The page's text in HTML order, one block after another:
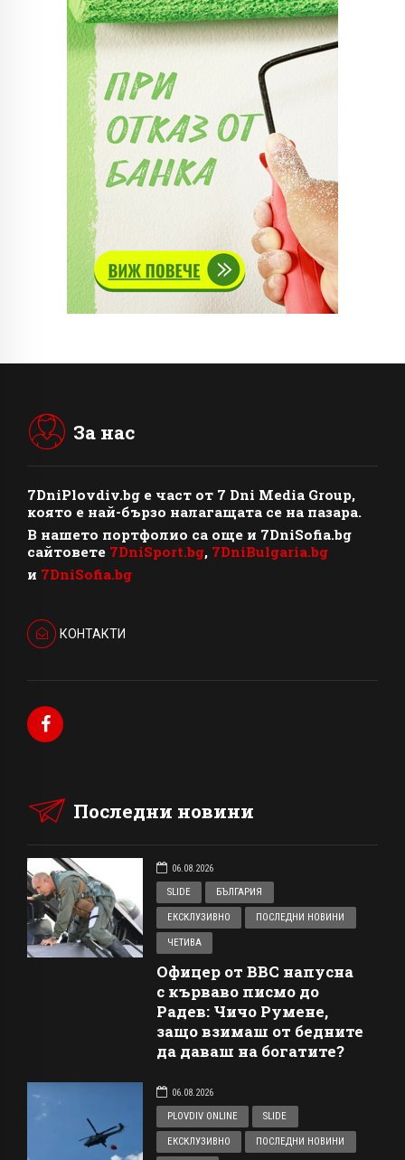
За нас
7DniPlovdiv.bg e част от 7 Dni Media Group,
която е най-бързо налагащата се на пазара.
В нашето портфолио са още и 7DniSofia.bg
сайтовете 7DniSport.bg, 7DniBulgaria.bg
и 7DniSofia.bg
КОНТАКТИ
Последни новини
06.08.2026
SLIDE
БЪЛГАРИЯ
ЕКСКЛУЗИВНО ПОСЛЕДНИ НОВИНИ
ЧЕТИВА
Офицер от ВВС напусна
с кърваво писмо до
Радев: Чичо Румене,
защо взимаш от бедните
да даваш на богатите?
06.08.2026
PLOVDIV ONLINE
SLIDE
ЕКСКЛУЗИВНО ПОСЛЕДНИ НОВИНИ